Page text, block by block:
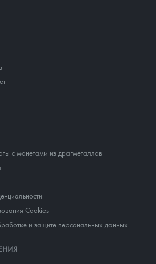
с монетами из драгметаллов
Cookies
и защите персональных данных